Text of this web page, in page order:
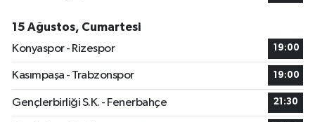
15 Ağustos, Cumartesi
Konyaspor - Rizespor
19:00
Kasımpaşa - Trabzonspor 19:00
Gençlerbirliği S.K. - Fenerbahçe 21:30